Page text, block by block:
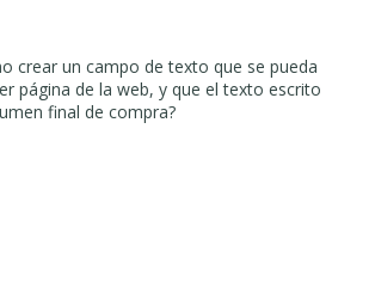
crear un campo de texto que se pueda
página de la web, y que el texto escrito
final de compra?